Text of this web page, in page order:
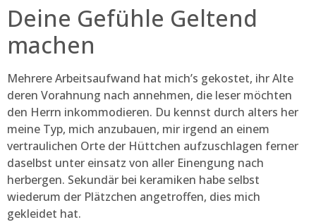
Deine Gefühle Geltend
machen
Mehrere Arbeitsaufwand hat mich’s gekostet, ihr Alte
deren Vorahnung nach annehmen, die leser möchten
den Herrn inkommodieren. Du kennst durch alters her
meine Typ, mich anzubauen, mir irgend an einem
vertraulichen Orte der Hüttchen aufzuschlagen ferner
daselbst unter einsatz von aller Einengung nach
herbergen. Sekundär bei keramiken habe selbst
wiederum der Plätzchen angetroffen, dies mich
gekleidet hat.